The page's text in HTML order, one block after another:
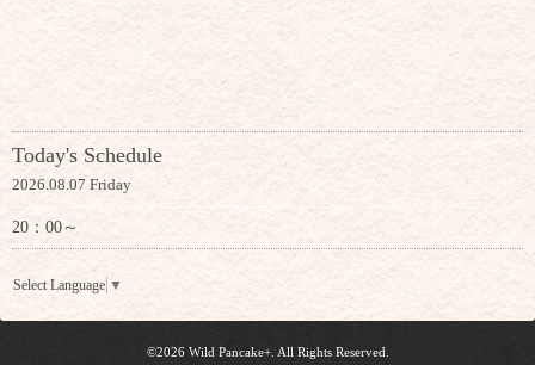
Today's Schedule
2026.08.07 Friday
20：00～
Select Language ▼
©2026 Wild Pancake+. All Rights Reserved.